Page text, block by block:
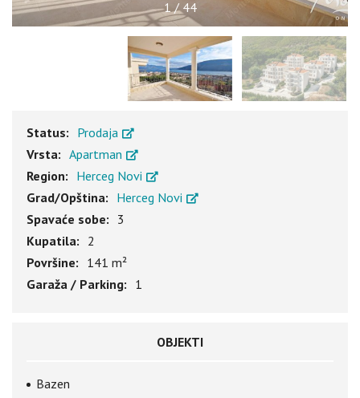
1/44
Status: Prodaja
Vrsta: Apartman
Region: Herceg Novi
Grad/Opština: Herceg Novi
Spavaće sobe: 3
Kupatila: 2
Površine: 141 m²
Garaža / Parking: 1
OBJEKTI
Bazen